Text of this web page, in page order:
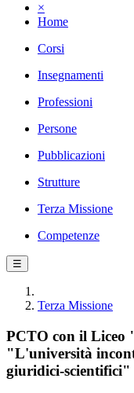
×
Home
Corsi
Insegnamenti
Professioni
Persone
Pubblicazioni
Strutture
Terza Missione
Competenze
☰
Terza Missione
PCTO con il Liceo
"L'università
giuridici-scientifici"